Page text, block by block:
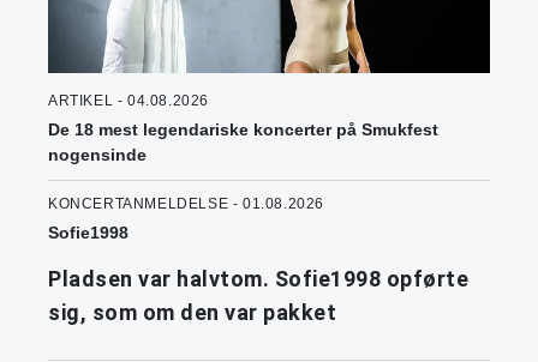
ARTIKEL - 04.08.2026
De 18 mest legendariske koncerter på Smukfest
nogensinde
KONCERTANMELDELSE - 01.08.2026
Sofie1998
Pladsen var halvtom. Sofie1998 opførte
sig, som om den var pakket